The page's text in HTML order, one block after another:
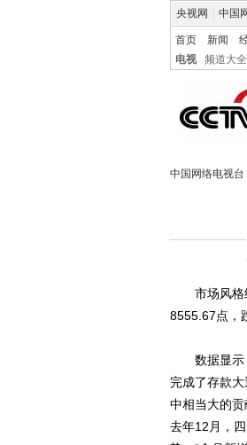
央视网 中国
首页 新闻
电视
频道大全
中国网络电视台
市场风格继
8555.67点，
数据显示，
完成了存款
中相当大的
去年12月，